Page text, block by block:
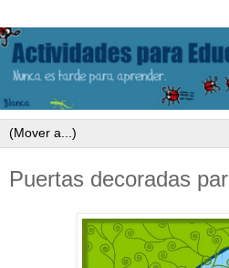
Puertas decoradas